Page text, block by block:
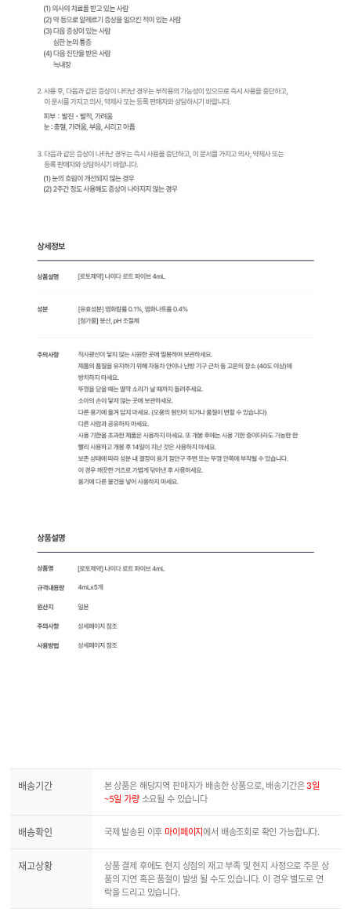
배송기간 본 상품은 해당지역 판매자가 배송한 상품으로, 배송기간은3일
~5일 가량소요될 수 있습니다
배송확인 국제 발송된 이후 마이페이지에서 배송조회로 확인 가능합니다.
재고상황
상품 결제 후에도 현지 상점의 재고 부족 및 현지 사정으로 주문 상
품의 지연 혹은 품절이 발생 될 수도 있습니다. 이 경우 별도로 연
락을 드리고 있습니다.